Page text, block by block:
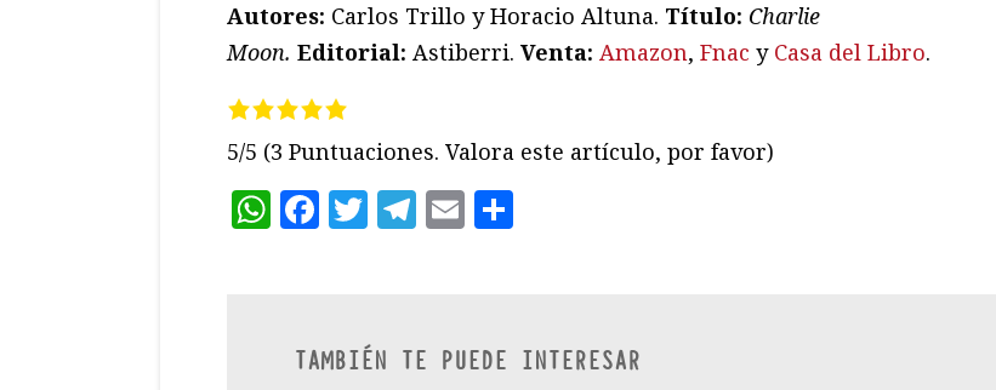
Autores: Carlos Trillo y Horacio Altuna. Título: Charlie
Moon. Editorial: Astiberri. Venta: Amazon, Fnac y Casa del Libro.
5/5 (3 Puntuaciones. Valora este artículo, por favor)
WhatsApp
Facebook
Twitter
Telegram
Email
TAMBIÉN TE PUEDE INTERESAR